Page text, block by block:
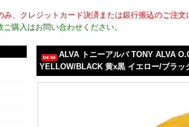
、クレジットカード決済または銀行振込のご注
購入はお問い合わせください。
ALVA トニーアルバ TONY ALVA
YELLOW/BLACK 黄x黒 イエロー/ブラッ